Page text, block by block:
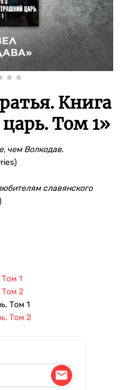
Книга
Том 1»
чем Волкодав.
славянского
1
Том 2
Том 1
Том 2